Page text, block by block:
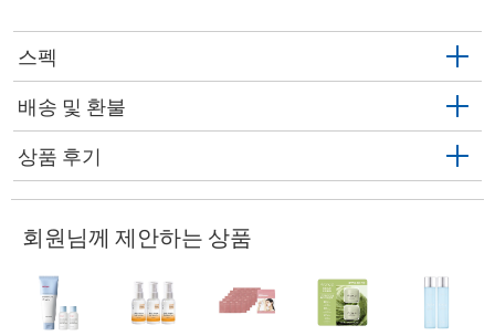
스펙
배송 및 환불
상품 후기
회원님께 제안하는 상품